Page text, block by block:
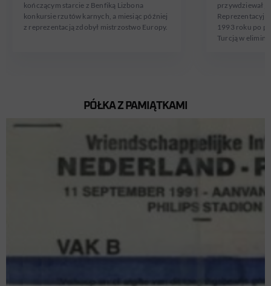
kończącym starcie z Benfiką Lizbona
konkursie rzutów karnych, a miesiąc później
z reprezentacją zdobył mistrzostwo Europy.
przywdziewał
1993 roku po
Turcją w
PÓŁKA Z PAMIĄTKAMI